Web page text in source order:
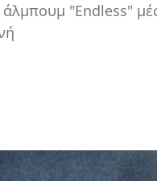
"Endless"